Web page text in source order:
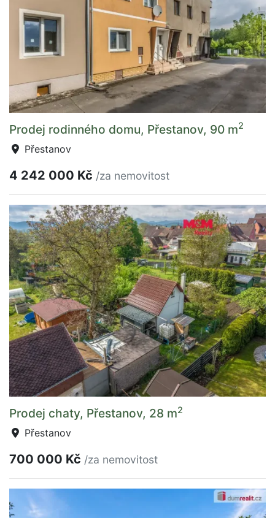
Prodej rodinného domu, Přestanov, 90 m2
Přestanov
4 242 000 Kč /za nemovitost
Prodej chaty, Přestanov, 28 m2
Přestanov
700 000 Kč /za nemovitost